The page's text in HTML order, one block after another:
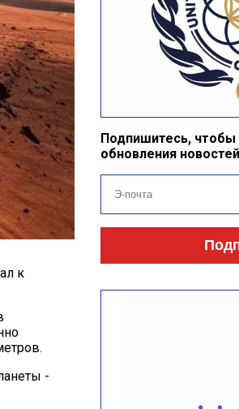
к
-
Подпишитесь, чтобы
обновления новостей